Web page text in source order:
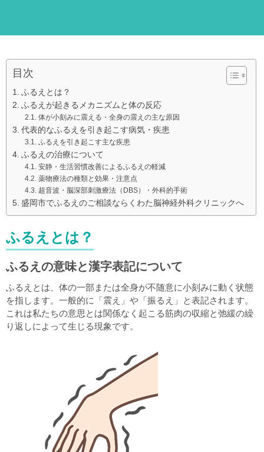
目次
ふるえとは？
ふるえが起きるメカニズムと体の反応
体が小刻みに震える・全身の震えの主な原因
代表的なふるえを引き起こす病気・疾患
ふるえを引き起こす主な疾患
ふるえの治療について
安静・生活習慣改善によるふるえの軽減
薬物療法の種類と効果・注意点
超音波・脳深部刺激療法（DBS）・外科的手術
盛岡市でふるえのご相談ならくわた脳神経外科クリニックへ
ふるえとは？
ふるえの意味と漢字表記について
ふるえとは、体の一部または全身が不随意に小刻みに動く状態
を指します。一般的に「震え」や「振るえ」と表記されます。
これは私たちの意思とは関係なく起こる筋肉の収縮と弛緩の繰
り返しによって生じる現象です。